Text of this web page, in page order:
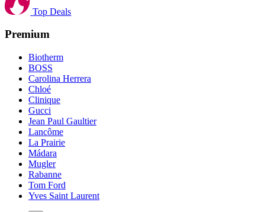
Top Deals
Premium
Biotherm
BOSS
Carolina Herrera
Chloé
Clinique
Gucci
Jean Paul Gaultier
Lancôme
La Prairie
Mádara
Mugler
Rabanne
Tom Ford
Yves Saint Laurent